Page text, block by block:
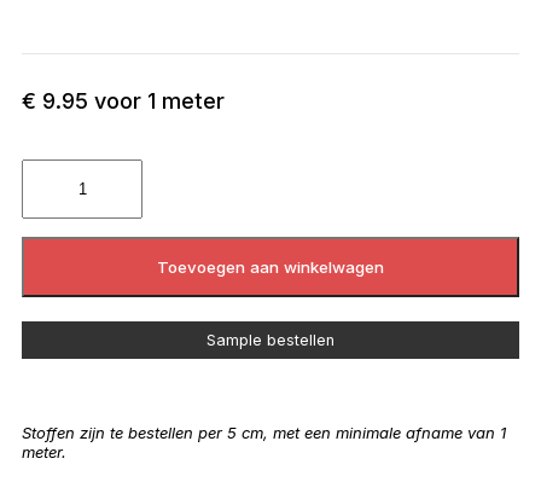
€ 9.95 voor 1 meter
Toevoegen aan winkelwagen
Sample bestellen
Stoffen zijn te bestellen per 5 cm, met een minimale afname van 1
meter.